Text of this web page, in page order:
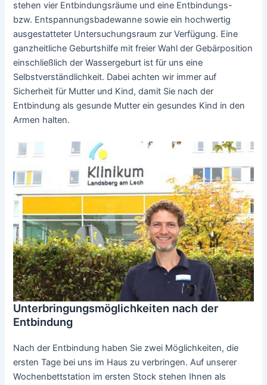
stehen vier Entbindungsräume und eine Entbindungs-
bzw. Entspannungsbadewanne sowie ein hochwertig
ausgestatteter Untersuchungsraum zur Verfügung. Eine
ganzheitliche Geburtshilfe mit freier Wahl der Gebärposition
einschließlich der Wassergeburt ist für uns eine
Selbstverständlichkeit. Dabei achten wir immer auf
Sicherheit für Mutter und Kind, damit Sie nach der
Entbindung als gesunde Mutter ein gesundes Kind in den
Armen halten.
Unterbringungsmöglichkeiten nach der
Entbindung
Nach der Entbindung haben Sie zwei Möglichkeiten, die
ersten Tage bei uns im Haus zu verbringen. Auf unserer
Wochenbettstation im ersten Stock stehen Ihnen als